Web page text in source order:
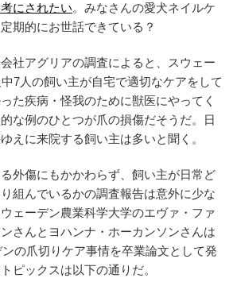
にされたい。みなさんの愛犬ネイルケ
期的にお世話できている？
社アグリアの調査によると、スウェー
7人の飼い主が自宅で適切なケアをして
た疾病・怪我のために獣医にやってく
な例のひとつが爪の損傷だそうだ。日
えに来院する飼い主は多いと聞く。
外傷にもかかわらず、飼い主が日常ど
組んでいるかの調査報告は意外に少な
ェーデン農業科学大学のエヴァ・ファ
さんとヨハンナ・ホーカンソンさんは
の爪切りケア事情を卒業論文として発
ピックスは以下の通りだ。